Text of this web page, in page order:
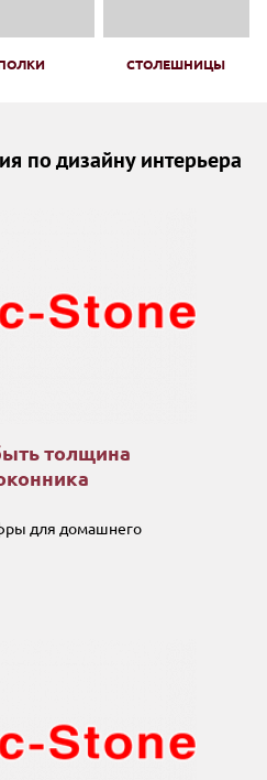
СТОЛЕШНИЦЫ
по дизайну интерьера
толщина
для домашнего